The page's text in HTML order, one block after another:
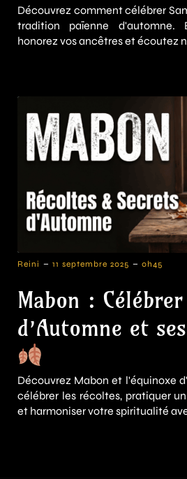
Découvrez comment célébrer
tradition païenne d'automne.
honorez vos ancêtres et écoutez
Reini - 11 septembre 2025 - 0h45
Mabon :
d’Automne et
Découvrez Mabon et l'équinoxe
célébrer les récoltes, pratiquer
et harmoniser votre spiritualité